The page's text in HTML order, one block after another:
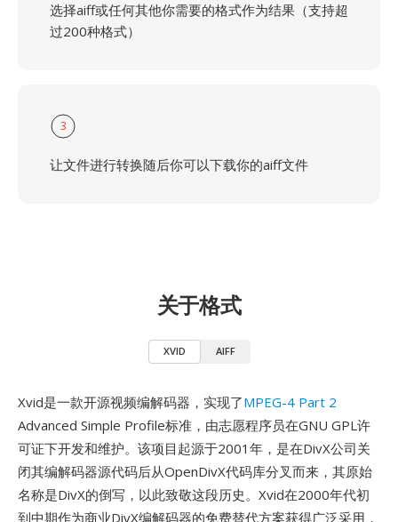
选择aiff或任何其他你需要的格式作为结果（支持超
过200种格式）
3
让文件进行转换随后你可以下载你的aiff文件
关于格式
XVID AIFF
Xvid是一款开源视频编解码器，实现了MPEG-4 Part 2
Advanced Simple Profile标准，由志愿程序员在GNU GPL许
可证下开发和维护。该项目起源于2001年，是在DivX公司关
闭其编解码器源代码后从OpenDivX代码库分叉而来，其原始
名称是DivX的倒写，以此致敬这段历史。Xvid在2000年代初
到中期作为商业DivX编解码器的免费替代方案获得广泛采用，